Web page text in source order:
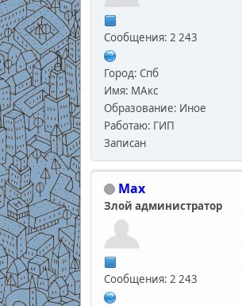
Сообщения: 2 243
Город: Спб
Имя: МАкс
Образование: Иное
Работаю: ГИП
Записан
Max
Злой администратор
Сообщения: 2 243